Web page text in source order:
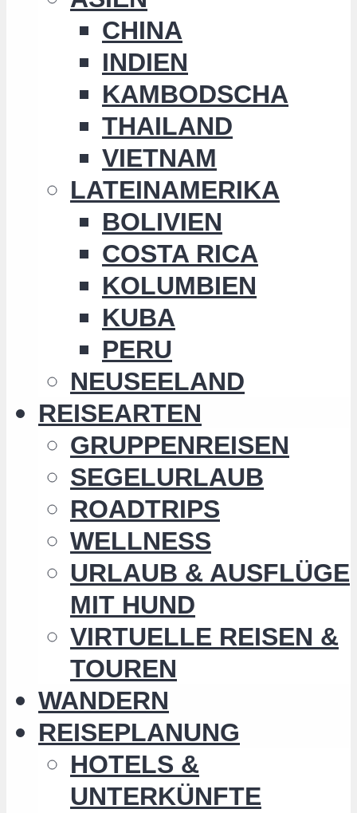
CHINA
INDIEN
KAMBODSCHA
THAILAND
VIETNAM
LATEINAMERIKA
BOLIVIEN
COSTA RICA
KOLUMBIEN
KUBA
PERU
NEUSEELAND
REISEARTEN
GRUPPENREISEN
SEGELURLAUB
ROADTRIPS
WELLNESS
URLAUB & AUSFLÜGE
MIT HUND
VIRTUELLE REISEN &
TOUREN
WANDERN
REISEPLANUNG
HOTELS &
UNTERKÜNFTE